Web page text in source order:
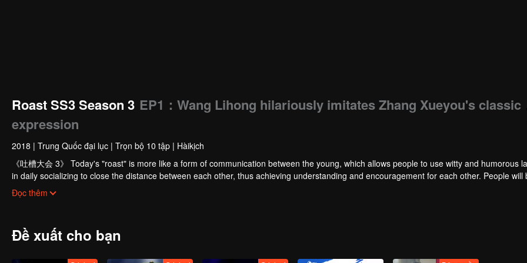
Roast SS3 Season 3 EP1：Wang Lihong hilariously imitates Zhang Xueyou's classic
expression
2018 | Trung Quốc đại lục | Trọn bộ 10 tập | Hàikịch
《吐槽大会 3》 Today's "roast" is more like a form of communication between the young, which allows people to use witty and humorous
in daily socializing to close the distance between each other, thus achieving understanding and encouragement for each other. People will
willing to roast, enjoying roasting, and facing life with an optimistic attitude.
Đọc thêm
Đề xuất cho bạn